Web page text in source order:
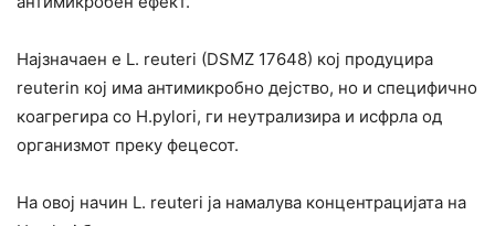
Најзначаен е L. reuteri (DSMZ 17648) кој продуцира
reuterin кој има антимикробно дејство, но и специфично
коагрегира со H.pylori, ги неутрализира и исфрла од
организмот преку фецесот.
На овој начин L. reuteri ја намалува концентрацијата на